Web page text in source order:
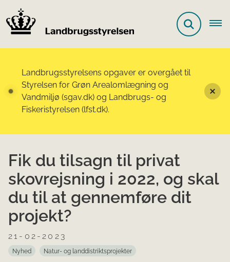
Landbrugsstyrelsens opgaver er overgået til
Styrelsen for Grøn Arealomlægning og
Vandmiljø (sgav.dk) og Landbrugs- og
Fiskeristyrelsen (lfst.dk).
Fik du tilsagn til privat
skovrejsning i 2022, og skal
du til at gennemføre dit
projekt?
21-02-2023
Nyhed Natur- og landdistriktsprojekter